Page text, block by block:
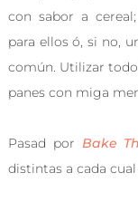
con sabor a
para ellos ó, si no,
común. Utilizar
panes con miga
Pasad por Bake
distintas a cada